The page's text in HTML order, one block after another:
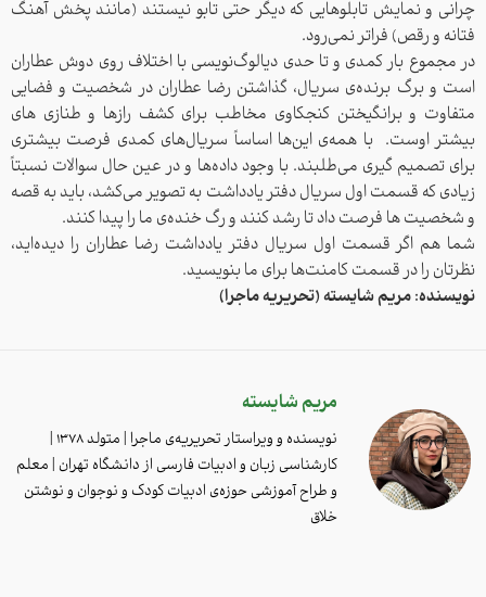
چرانی و نمایش تابلوهایی که دیگر حتی تابو نیستند (مانند پخش آهنگ
فتانه و رقص) فراتر نمی‌رود.
در مجموع بار کمدی و تا حدی دیالوگ‌نویسی با اختلاف روی دوش عطاران
است و برگ برنده‌ی سریال، گذاشتن رضا عطاران در شخصیت و فضایی
متفاوت و برانگیختن کنجکاوی مخاطب برای کشف رازها و طنازی های
بیشتر اوست. با همه‌ی این‌ها اساساً سریال‌های کمدی فرصت بیشتری
برای تصمیم گیری می‌طلبند. با وجود داده‌ها و در عین حال سوالات نسبتاً
زیادی که قسمت اول سریال دفتر یادداشت به تصویر می‌کشد، باید به قصه
و شخصیت ها فرصت داد تا رشد کنند و رگ خنده‌ی ما را پیدا کنند.
شما هم اگر قسمت اول سریال دفتر یادداشت رضا عطاران را دیده‌اید،
نظرتان را در قسمت کامنت‌ها برای ما بنویسید.
نویسنده: مریم شایسته (تحریریه ماجرا)
مریم شایسته
نویسنده‌ و ویراستار تحریریه‌ی ماجرا | متولد ۱۳۷۸ |
کارشناسی زبان و ادبیات فارسی از دانشگاه تهران | معلم
و طراح آموزشی حوزه‌ی ادبیات کودک و نوجوان و نوشتن
خلاق
جهت ورود نام کاربری و رمز عبور
خود را وارد نمایید.
نام کاربری
رمز عبور
هنوز ثبت نام نکرده اید؟